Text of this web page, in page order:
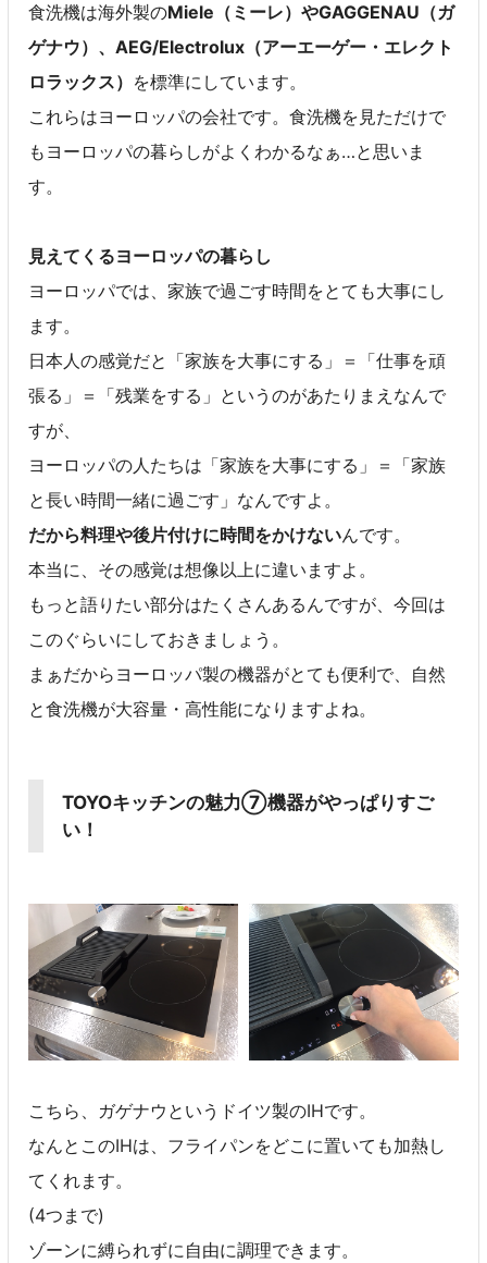
食洗機は海外製のMiele（ミーレ）やGAGGENAU（ガ
ゲナウ）、AEG/Electrolux（アーエーゲー・エレクト
ロラックス） を標準にしています。
これらはヨーロッパの会社です。食洗機を見ただけで
もヨーロッパの暮らしがよくわかるなぁ…と思いま
す。
見えてくるヨーロッパの暮らし
ヨーロッパでは、家族で過ごす時間をとても大事にし
ます。
日本人の感覚だと「家族を大事にする」＝「仕事を頑
張る」＝「残業をする」というのがあたりまえなんで
すが、
ヨーロッパの人たちは「家族を大事にする」＝「家族
と長い時間一緒に過ごす」なんですよ。
だから料理や後片付けに時間をかけないんです。
本当に、その感覚は想像以上に違いますよ。
もっと語りたい部分はたくさんあるんですが、今回は
このぐらいにしておきましょう。
まぁだからヨーロッパ製の機器がとても便利で、自然
と食洗機が大容量・高性能になりますよね。
TOYOキッチンの魅力⑦機器がやっぱりすご
い！
こちら、ガゲナウというドイツ製のIHです。
なんとこのIHは、フライパンをどこに置いても加熱し
てくれます。
(4つまで)
ゾーンに縛られずに自由に調理できます。